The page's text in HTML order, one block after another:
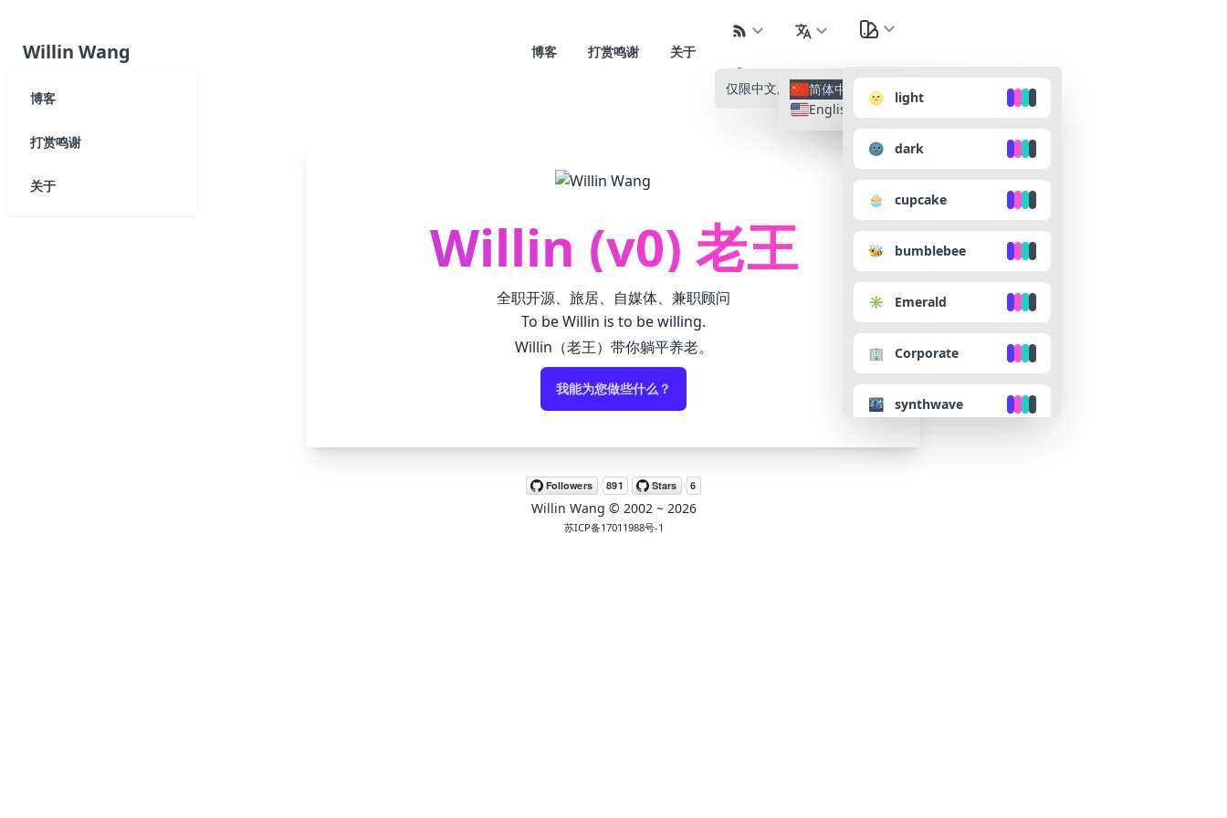
博客
打赏鸣谢
关于
Willin Wang 博客 打赏鸣谢 关于
仅限中文所有语种简体中文
English
🌝 light
🌚 dark
🧁 cupcake
🐝 bumblebee
✳️ Emerald
🏢 Corporate
🌃 synthwave
👴 retro
Willin (v0) 老王
全职开源、旅居、自媒体、兼职顾问
To be Willin is to be willing.
Willin（老王）带你躺平养老。
我能为您做些什么？
Willin Wang © 2002 ~ 2026
苏ICP备17011988号-1